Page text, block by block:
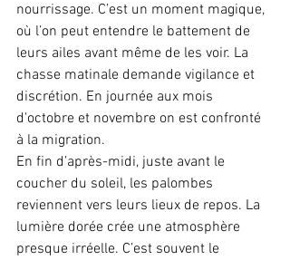
nourrissage. C’est un moment magique,
où l’on peut entendre le battement de
leurs ailes avant même de les voir. La
chasse matinale demande vigilance et
discrétion. En journée aux mois
d'octobre et novembre on est confronté
à la migration.
En fin d’après-midi, juste avant le
coucher du soleil, les palombes
reviennent vers leurs lieux de repos. La
lumière dorée crée une atmosphère
presque irréelle. C’est souvent le